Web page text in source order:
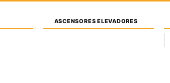
ASCENSORES ELEVADORES